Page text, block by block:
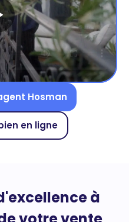
Hosman
en ligne
à